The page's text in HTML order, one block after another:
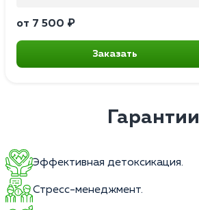
от 7 500 ₽
Заказать
Гарантии
Эффективная детоксикация.
Стресс-менеджмент.